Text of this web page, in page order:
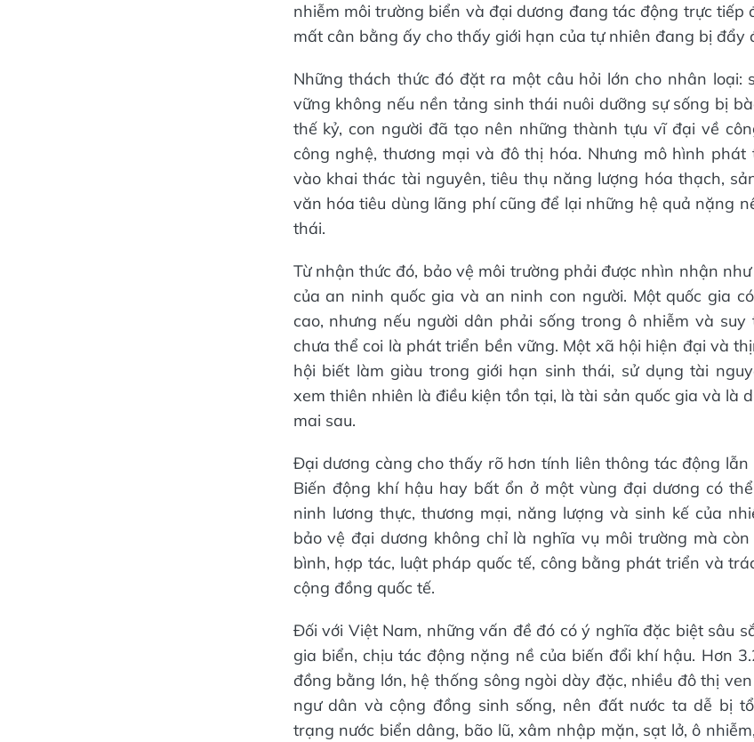
nhiễm môi trường biển và đại dương đang tác động trực tiếp
mất cân bằng ấy cho thấy giới hạn của tự nhiên đang bị đẩy
Những thách thức đó đặt ra một câu hỏi lớn cho nhân loại:
vững không nếu nền tảng sinh thái nuôi dưỡng sự sống bị
thế kỷ, con người đã tạo nên những thành tựu vĩ đại về
công nghệ, thương mại và đô thị hóa. Nhưng mô hình phát
vào khai thác tài nguyên, tiêu thụ năng lượng hóa thạch,
văn hóa tiêu dùng lãng phí cũng để lại những hệ quả nặng
thái.
Từ nhận thức đó, bảo vệ môi trường phải được nhìn nhận
của an ninh quốc gia và an ninh con người. Một quốc gia
cao, nhưng nếu người dân phải sống trong ô nhiễm và
chưa thể coi là phát triển bền vững. Một xã hội hiện đại và
hội biết làm giàu trong giới hạn sinh thái, sử dụng tài
xem thiên nhiên là điều kiện tồn tại, là tài sản quốc gia và là
mai sau.
Đại dương càng cho thấy rõ hơn tính liên thông tác động lẫn
Biến động khí hậu hay bất ổn ở một vùng đại dương có
ninh lương thực, thương mại, năng lượng và sinh kế của
bảo vệ đại dương không chỉ là nghĩa vụ môi trường mà
bình, hợp tác, luật pháp quốc tế, công bằng phát triển và
cộng đồng quốc tế.
Đối với Việt Nam, những vấn đề đó có ý nghĩa đặc biệt sâu
gia biển, chịu tác động nặng nề của biến đổi khí hậu. Hơn
đồng bằng lớn, hệ thống sông ngòi dày đặc, nhiều đô thị
ngư dân và cộng đồng sinh sống, nên đất nước ta dễ bị
trạng nước biển dâng, bão lũ, xâm nhập mặn, sạt lở, ô